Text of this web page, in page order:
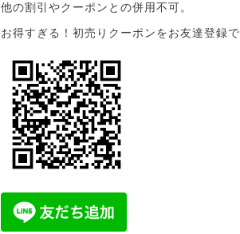
他の割引やクーポンとの併用不可。
お得すぎる！初売りクーポンをお友達登録